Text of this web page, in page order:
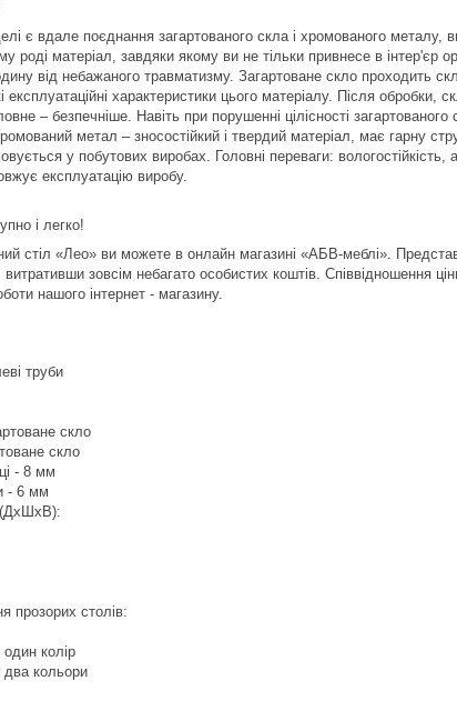
є вдале поєднання загартованого скла і хромованого металу,
роді матеріал, завдяки якому ви не тільки привнесе в інтер'єр
від небажаного травматизму. Загартоване скло проходить
характеристики цього матеріалу. Після обробки,
– безпечніше. Навіть при порушенні цілісності
метал – зносостійкий і твердий матеріал, має гарну
у побутових виробах. Головні переваги:
експлуатацію виробу.
і легко!
стіл «Лео» ви можете в онлайн магазині «АБВ-меблі».
витративши зовсім небагато особистих коштів. Співвідношення
нашого інтернет - магазину.
труби
скло
скло
- 8 мм
- 6 мм
(ДхШхВ):
прозорих столів:
колір
кольори